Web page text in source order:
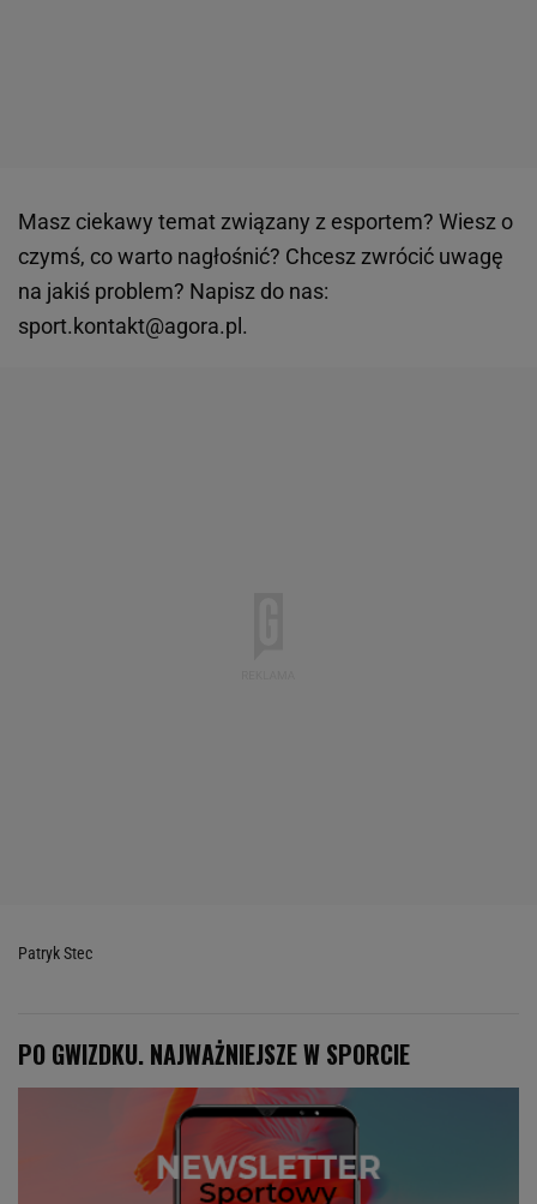
Masz ciekawy temat związany z esportem? Wiesz o
czymś, co warto nagłośnić? Chcesz zwrócić uwagę
na jakiś problem? Napisz do nas:
sport.kontakt@agora.pl.
Patryk Stec